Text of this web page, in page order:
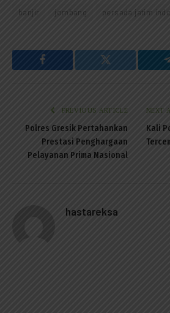
banjir jombang persada jatim
Facebook Twitter
PREVIOUS ARTICLE
Polres Gresik Pertahankan
Prestasi Penghargaan
Pelayanan Prima Nasional
NEXT
Kali
hastareksa